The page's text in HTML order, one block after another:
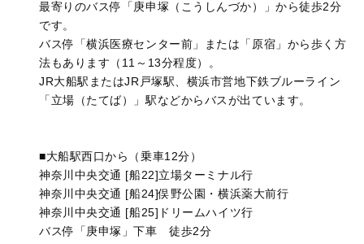
最寄りのバス停「庚申塚（こうしんづか）」から徒歩2分
です。
バス停「横浜医療センター前」または「原宿」から歩く方
法もあります（11～13分程度）。
JR大船駅またはJR戸塚駅、横浜市営地下鉄ブルーライン
「立場（たてば）」駅などからバスが出ています。
■大船駅西口から（乗車12分）
神奈川中央交通 [船22]立場ターミナル行
神奈川中央交通 [船24]俣野公園・横浜薬大前行
神奈川中央交通 [船25]ドリームハイツ行
バス停「庚申塚」下車 徒歩2分